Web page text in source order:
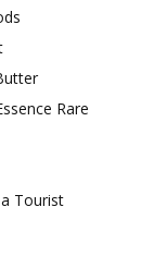
Rare
Tourist